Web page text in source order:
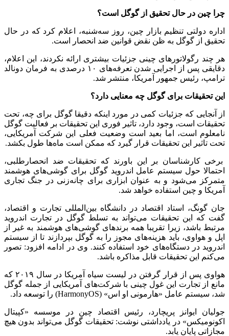
چرا چین در حال تحقیق از گوگل است؟
اداره دولتی تنظیم بازار چین، روز سه‌شنبه، اعلام کرد که در حال
تحقیق از گوگل به ظن نقض قوانین ضد انحصار است.
هر چند رگولاتورهای چینی جزئیات بیشتری ارائه نکردند، این اعلام،
دقایقی پس از اجرایی شدن تعرفه‌های ۱۰ درصدی به فرمان دونالد
ترامپ، رئیس جمهور آمریکا، منتشر شد.
این تحقیقات برای گوگل چه معنایی دارد؟
از آنجایی که جزئیات کمی در مورد اینکه دقیقا گوگل برای چه، تحت
تحقیقات است، وجود دارد، تاثیر فوری این تحقیقات بر فعالیت گوگل
نامعلوم است، اما بعید است وضعیت فعلی این شرکت آمریکایی،
تحت تاثیر این تحقیقات قرار گیرد که ممکن است ماه‌ها طول بکشد.
برخی کارشناسان بر این باورند که تحقیقات ضد انحصارطلبی،
احتمالا حول سیستم عامل اندروید گوگل برای گوشی‌های هوشمند
متمرکز می‌شود و به عنوان ابزاری برای چانه‌زنی در جنگ تجاری
آمریکا و چین استفاده خواهد شد.
جان گونگ، استاد اقتصاد در دانشگاه بین‌المللی تجارت و اقتصاد،
گفت که این تحقیقات می‌تواند به تسلط گوگل در تجارت اندروید
مرتبط باشد، زیرا تقریبا همه برندهای گوشی‌های هوشمند به غیر از
اپل و هواوی، باید هزینه‌های مجوز را به گوگل بپردازند تا از سیستم
اندروید در دستگاه‌های خود استفاده کنند. وی در ادامه افزود: تصور
می‌کنم این تحقیقات قابل مذاکره باشد.
هواوی پس از قرار گرفتن در لیست سیاه آمریکا در سال ۲۰۱۹ که
مانع از تجارت این غول چینی با شرکت‌های آمریکایی از جمله گوگل
شد، سیستم عامل «هارمونی او اس» (HarmonyOS) را توسعه داد.
جولیان ایوانز پریچارد، رئیس اقتصاد چین در موسسه «کپیتال
اکونومیکس» در یادداشتی نوشت: تحقیقات گوگل می‌تواند بدون هیچ
مجازاتی پایان یابد.